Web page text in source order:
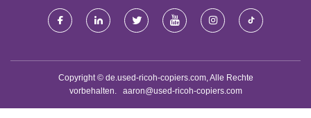
Copyright © de.used-ricoh-copiers.com, Alle Rechte
vorbehalten. aaron@used-ricoh-copiers.com